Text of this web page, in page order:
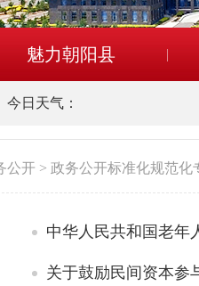
魅力朝阳县
今日天气：
公开 > 政务公开标准化规范化
中华人民共和国老年
关于鼓励民间资本参